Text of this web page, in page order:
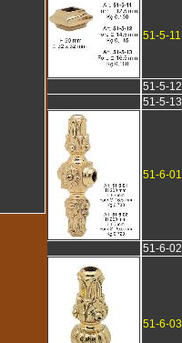
51-5-11
51-5-12
51-5-13
51-6-01
51-6-02
51-6-03